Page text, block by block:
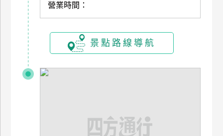
營業時間：
景點路線導航